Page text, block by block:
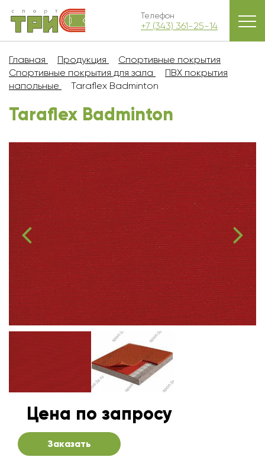
Телефон
+7 (343) 361-25-14
Главная Продукция
Спортивные покрытия
Спортивные покрытия для зала
ПВХ покрытия
напольные
Taraflex Badminton
Taraflex Badminton
Цена по запросу
Заказать